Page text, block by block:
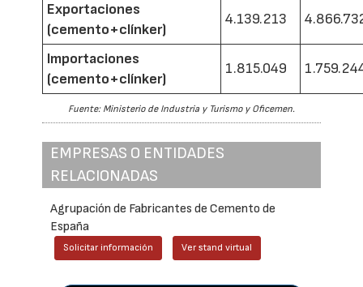
Exportaciones
(cemento+clínker)
4.139.213
Importaciones
(cemento+clínker)
1.815.049
Fuente: Ministerio de Industria y Turismo y Oficemen.
EMPRESAS O ENTIDADES
RELACIONADAS
Agrupación de Fabricantes de Cemento de
España
Solicitar información Ver stand virtual